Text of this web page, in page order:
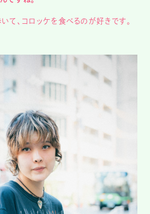
て、コロッケを食べるのが好きです。